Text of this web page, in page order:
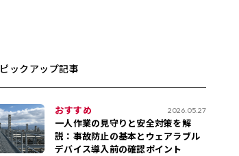
ピックアップ記事
おすすめ 2026.05.27
一人作業の見守りと安全対策を解
説：事故防止の基本とウェアラブル
デバイス導入前の確認ポイント